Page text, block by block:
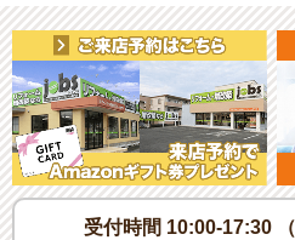
受付時間 10:00-17:30 （